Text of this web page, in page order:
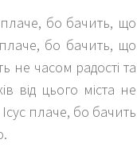
плаче, бо бачить, що
бо бачить, що
не часом радості та
від цього міста не
плаче, бо бачить